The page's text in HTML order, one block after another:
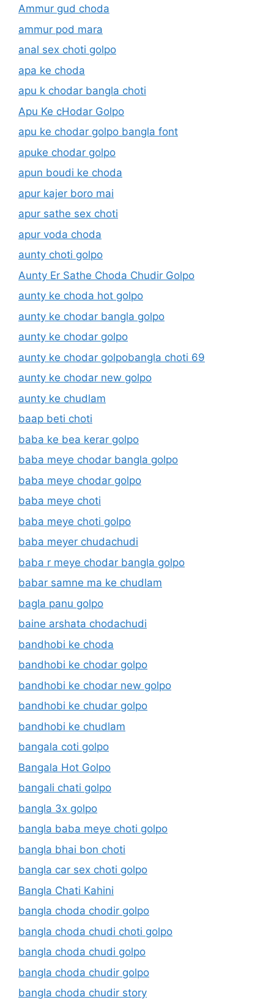
Ammur gud choda
ammur pod mara
anal sex choti golpo
apa ke choda
apu k chodar bangla choti
Apu Ke cHodar Golpo
apu ke chodar golpo bangla font
apuke chodar golpo
apun boudi ke choda
apur kajer boro mai
apur sathe sex choti
apur voda choda
aunty choti golpo
Aunty Er Sathe Choda Chudir Golpo
aunty ke choda hot golpo
aunty ke chodar bangla golpo
aunty ke chodar golpo
aunty ke chodar golpobangla choti 69
aunty ke chodar new golpo
aunty ke chudlam
baap beti choti
baba ke bea kerar golpo
baba meye chodar bangla golpo
baba meye chodar golpo
baba meye choti
baba meye choti golpo
baba meyer chudachudi
baba r meye chodar bangla golpo
babar samne ma ke chudlam
bagla panu golpo
baine arshata chodachudi
bandhobi ke choda
bandhobi ke chodar golpo
bandhobi ke chodar new golpo
bandhobi ke chudar golpo
bandhobi ke chudlam
bangala coti golpo
Bangala Hot Golpo
bangali chati golpo
bangla 3x golpo
bangla baba meye choti golpo
bangla bhai bon choti
bangla car sex choti golpo
Bangla Chati Kahini
bangla choda chodir golpo
bangla choda chudi choti golpo
bangla choda chudi golpo
bangla choda chudir golpo
bangla choda chudir story